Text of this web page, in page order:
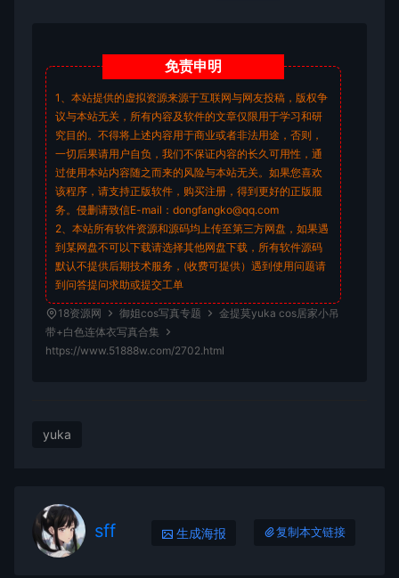
免责申明
1、本站提供的虚拟资源来源于互联网与网友投稿，版权争
议与本站无关，所有内容及软件的文章仅限用于学习和研
究目的。不得将上述内容用于商业或者非法用途，否则，
一切后果请用户自负，我们不保证内容的长久可用性，通
过使用本站内容随之而来的风险与本站无关。如果您喜欢
该程序，请支持正版软件，购买注册，得到更好的正版服
务。侵删请致信E-mail：dongfangko@qq.com
2、本站所有软件资源和源码均上传至第三方网盘，如果遇
到某网盘不可以下载请选择其他网盘下载，所有软件源码
默认不提供后期技术服务，(收费可提供）遇到使用问题请
到问答提问求助或提交工单
18资源网 御姐cos写真专题
金提莫yuka cos居家小吊
带+白色连体衣写真合集
https://www.51888w.com/2702.html
yuka
sff 生成海报 复制本文链接